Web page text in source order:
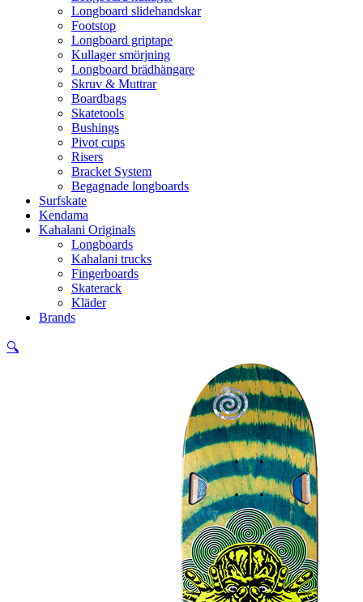
Longboard slidehandskar
Footstop
Longboard griptape
Kullager smörjning
Longboard brädhängare
Skruv & Muttrar
Boardbags
Skatetools
Bushings
Pivot cups
Risers
Bracket System
Begagnade longboards
Surfskate
Kendama
Kahalani Originals
Longboards
Kahalani trucks
Fingerboards
Skaterack
Kläder
Brands
🔍